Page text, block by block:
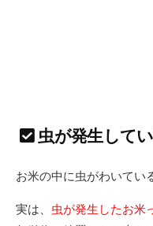
虫が発生して
お米の中に虫がわいてい
実は、 虫が発生したお米